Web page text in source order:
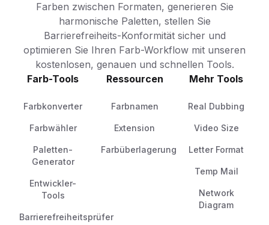
Farben zwischen Formaten, generieren Sie
harmonische Paletten, stellen Sie
Barrierefreiheits-Konformität sicher und
optimieren Sie Ihren Farb-Workflow mit unseren
kostenlosen, genauen und schnellen Tools.
Farb-Tools
Farbkonverter
Farbwähler
Paletten-
Generator
Entwickler-
Tools
Barrierefreiheitsprüfer
Ressourcen
Farbnamen
Extension
Farbüberlagerung
Mehr Tools
Real Dubbing
Video Size
Letter Format
Temp Mail
Network
Diagram